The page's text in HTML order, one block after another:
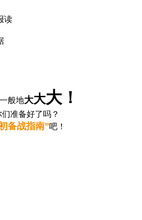
读
般地大大大 ！
准备好了吗？
备战指南”吧！